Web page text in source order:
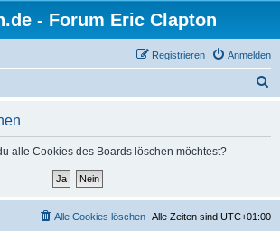
- Forum Eric Clapton
Anmelden
Registrieren
alle Cookies des Boards löschen möchtest?
Alle Zeiten sind UTC+01:00
Alle Cookies löschen